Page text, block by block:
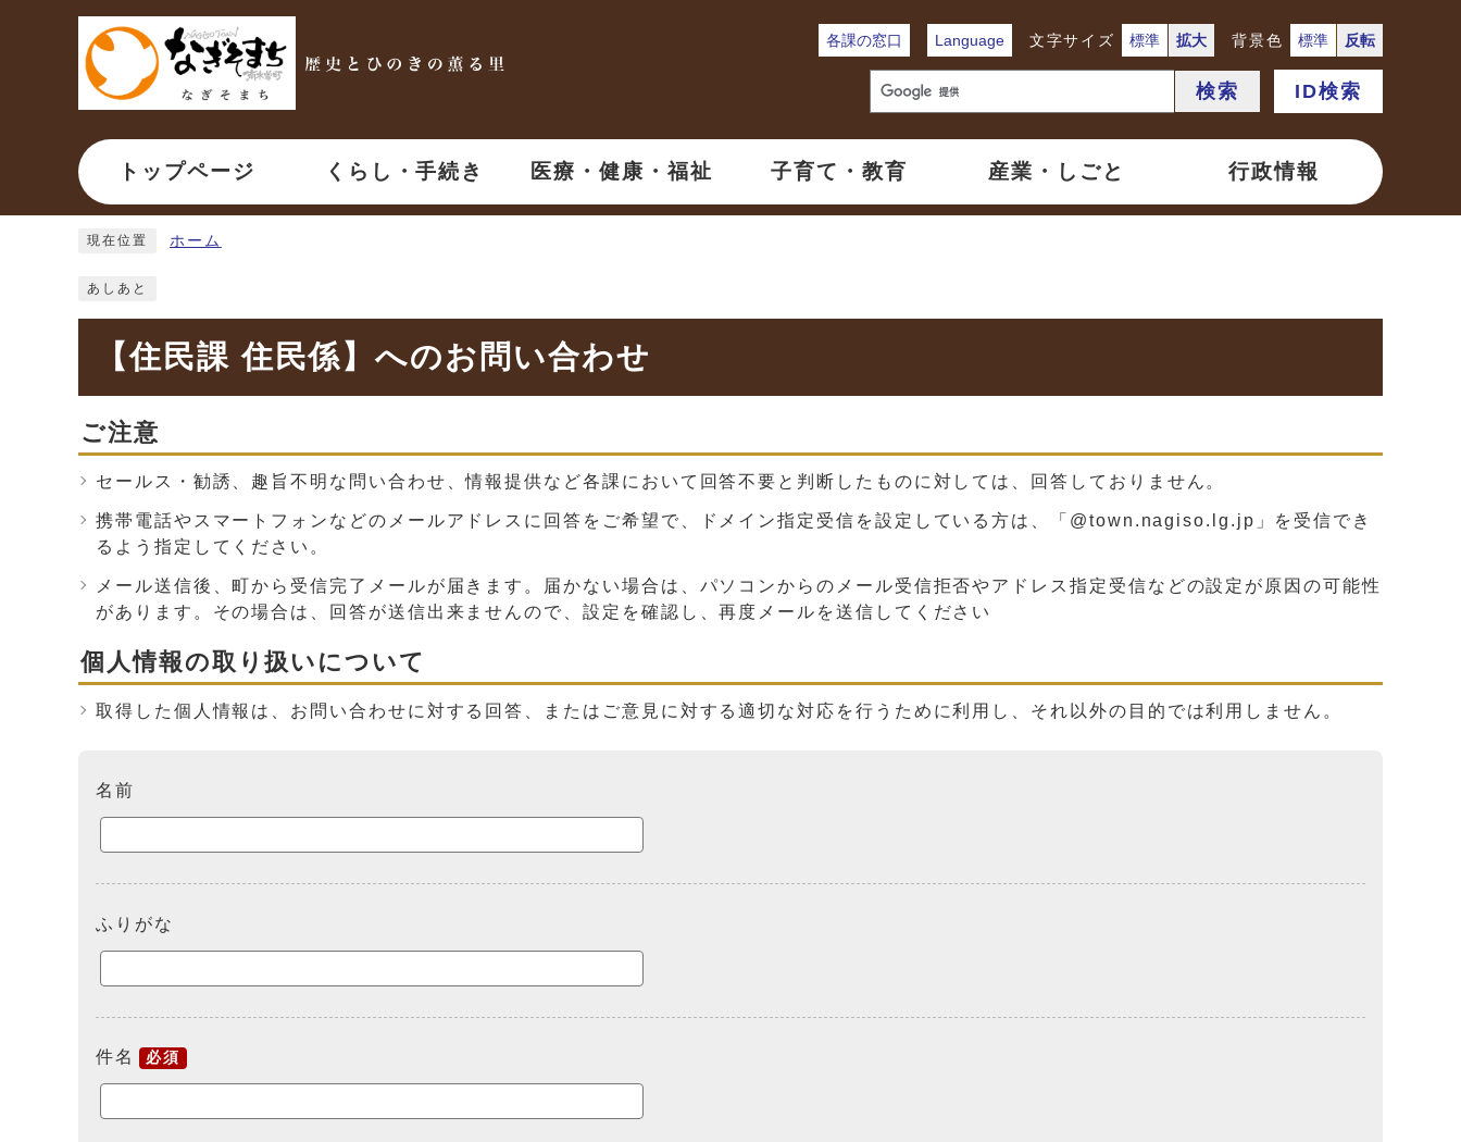
ページの先頭です
各課の窓口 Language 文字サイズ 標準 拡大 背景色 標準 反転
検索 ID検索
トップページ くらし・手続き 医療・健康・福祉 子育て・教育 産業・しごと 行政情報
現在位置 ホーム
あしあと
【住民課 住民係】へのお問い合わせ
ご注意
セールス・勧誘、趣旨不明な問い合わせ、情報提供など各課において回答不要と判断したものに対しては、回答しておりません。
携帯電話やスマートフォンなどのメールアドレスに回答をご希望で、ドメイン指定受信を設定している方は、「@town.nagiso.lg.jp」を受信でき
るよう指定してください。
メール送信後、町から受信完了メールが届きます。届かない場合は、パソコンからのメール受信拒否やアドレス指定受信などの設定が原因の可能性
があります。その場合は、回答が送信出来ませんので、設定を確認し、再度メールを送信してください
個人情報の取り扱いについて
取得した個人情報は、お問い合わせに対する回答、またはご意見に対する適切な対応を行うために利用し、それ以外の目的では利用しません。
名前
ふりがな
件名 必須